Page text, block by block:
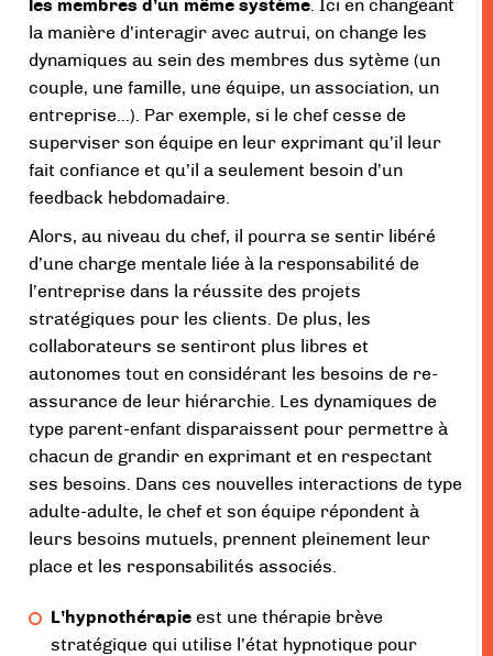
les membres d’un même système. Ici en changeant
la manière d’interagir avec autrui, on change les
dynamiques au sein des membres dus sytème (un
couple, une famille, une équipe, un association, un
entreprise…). Par exemple, si le chef cesse de
superviser son équipe en leur exprimant qu’il leur
fait confiance et qu’il a seulement besoin d’un
feedback hebdomadaire.
Alors, au niveau du chef, il pourra se sentir libéré
d’une charge mentale liée à la responsabilité de
l’entreprise dans la réussite des projets
stratégiques pour les clients. De plus, les
collaborateurs se sentiront plus libres et
autonomes tout en considérant les besoins de re-
assurance de leur hiérarchie. Les dynamiques de
type parent-enfant disparaissent pour permettre à
chacun de grandir en exprimant et en respectant
ses besoins. Dans ces nouvelles interactions de type
adulte-adulte, le chef et son équipe répondent à
leurs besoins mutuels, prennent pleinement leur
place et les responsabilités associés.
L’hypnothérapieest une thérapie brève
stratégique qui utilise l’état hypnotique pour